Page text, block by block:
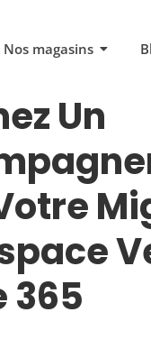
Nos magasins
Un
365